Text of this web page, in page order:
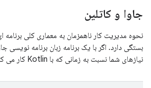
جاوا و کاتلین
نحوه مدیریت کار ناهمزمان به معماری کلی برنامه
بستگی دارد. اگر با یک برنامه زبان برنامه نویسی
نیازهای شما نسبت به زمانی که با Kotlin کار می کنید متفاوت است.